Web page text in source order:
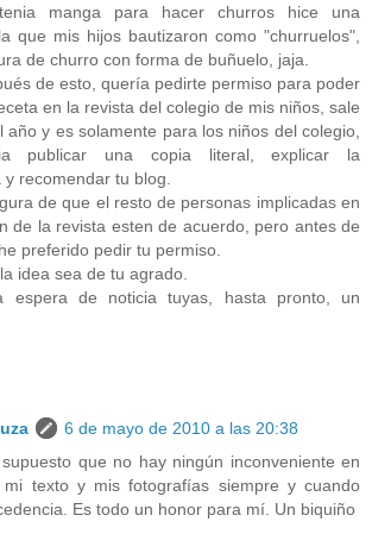
manga para hacer churros hice una
que mis hijos bautizaron como "churruelos",
de churro con forma de buñuelo, jaja.
de esto, quería pedirte permiso para poder
en la revista del colegio de mis niños, sale
año y es solamente para los niños del colegio,
publicar una copia literal, explicar la
recomendar tu blog.
de que el resto de personas implicadas en
de la revista esten de acuerdo, pero antes de
preferido pedir tu permiso.
idea sea de tu agrado.
espera de noticia tuyas, hasta pronto, un
6 de mayo de 2010 a las 20:38
supuesto que no hay ningún inconveniente en
mi texto y mis fotografías siempre y cuando
Es todo un honor para mí. Un biquiño